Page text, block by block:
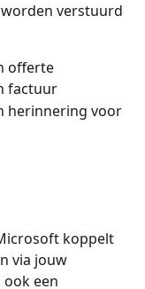
worden verstuurd
offerte
factuur
herinnering voor
koppelt
via jouw
een